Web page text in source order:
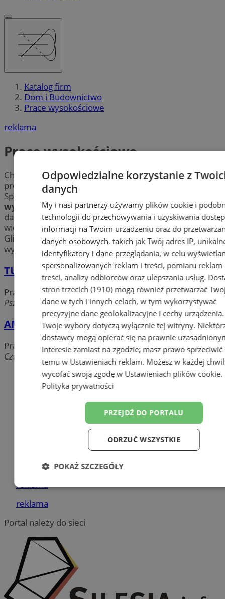
Katalog firm
Dom i Budownictwo
Prace wysokościowe
reklama
Prace wysokościowe
Chcesz zlecićprace wysokościowe? Potrzebujesz
profesjonalnego mycia okien lub malowania elewacji?
Sprawdź firmy świadczące fachowe
wysokościowew mieście Gliwice. m.in. odśnieżanie
dachów, montaże i demontaże urządzeń oraz wiele
więcej. Tu znajdziesz również najlepsze oferty w
Gliwicach profesjonalnych szkoleń do prac na
wysokości.
TUNDRA
Prace wysokościowe
Pszczyńska, 44-100 Gliwice
AMEX Andrzej Majewski
Prace wysokościowe
Czwartaków, 44-100 Gliwice
Dodaj firmę
Największy sklep z częściami
Tworzenie stron www - Gliwice
reklama
reklama
Portal należy do sieci
Odpowiedzialne korzystanie z
danych
My i nasi partnerzy używamy plików cookie i
technologii do przechowywania i uzyskiwania
informacji na Twoim urządzeniu oraz do
danych osobowych, takich jak Twój adres IP,
identyfikatory i dane przeglądania, w celu
spersonalizowanych reklam i treści, pomiaru reklam
treści, analizy odbiorców oraz ulepszania usług.
stron trzecich (1910)mogą również przetwarzać
dane w tych i innych celach, w tym wykorzystywać
precyzyjne dane geolokalizacyjne i cechy urządzenia.
Twoje wybory dotyczą wyłącznie tej witryny.
dostawcy mogą opierać się na prawnie
interesie zamiast na zgodzie; masz prawo sprzeciwić
temu w Ustawieniach reklam. Możesz w każdej
wycofać swoją zgodę w Ustawieniach plików cookie.
Polityka prywatności
PRZEJDŹ DO PORTALU
ODRZUĆ WSZYSTKIE
POKAŻ SZCZEGÓŁY
Niezbędne Wydajność
Funkcjonalność